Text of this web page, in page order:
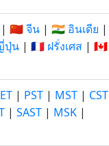
| 🇨🇳 จีน | 🇮🇳 อินเดีย |
ปุ่น | 🇫🇷 ฝรั่งเศส | 🇨🇦
| PST | MST | CST
| SAST | MSK |